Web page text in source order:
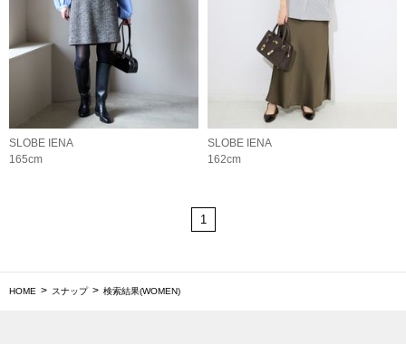
SLOBE IENA
165cm
SLOBE IENA
162cm
1
HOME スナップ 検索結果(WOMEN)